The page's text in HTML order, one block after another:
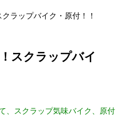
ラップバイク・原付！！
スクラップバイ
、スクラップ気味バイク、原付